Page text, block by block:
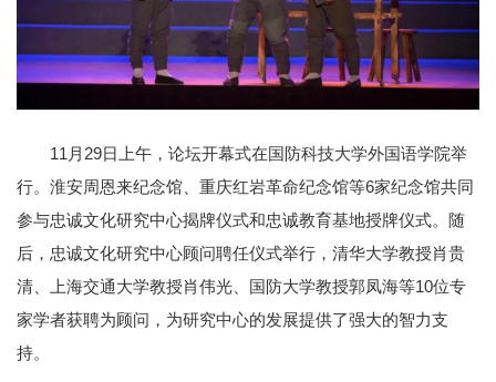
11月29日上午，论坛开幕式在国防科技大学外国语学院举
行。淮安周恩来纪念馆、重庆红岩革命纪念馆等6家纪念馆共同
参与忠诚文化研究中心揭牌仪式和忠诚教育基地授牌仪式。随
后，忠诚文化研究中心顾问聘任仪式举行，清华大学教授肖贵
清、上海交通大学教授肖伟光、国防大学教授郭凤海等10位专
家学者获聘为顾问，为研究中心的发展提供了强大的智力支
持。